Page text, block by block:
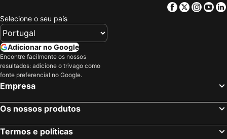
Facebook
Twitter
Selecione o seu país
Adicionar no Google
Encontre facilmente os nossos
resultados: adicione o trivago como
fonte preferencial no Google.
Empresa
Os nossos produtos
Termos e políticas